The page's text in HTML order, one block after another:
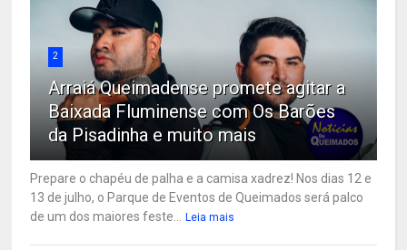
2
Arraiá Queimadense promete agitar a
Baixada Fluminense com Os Barões
da Pisadinha e muito mais
Prepare o chapéu de palha e a camisa xadrez! Nos dias 12 e
13 de julho, o Parque de Eventos de Queimados será palco
de um dos maiores feste...
Leia mais